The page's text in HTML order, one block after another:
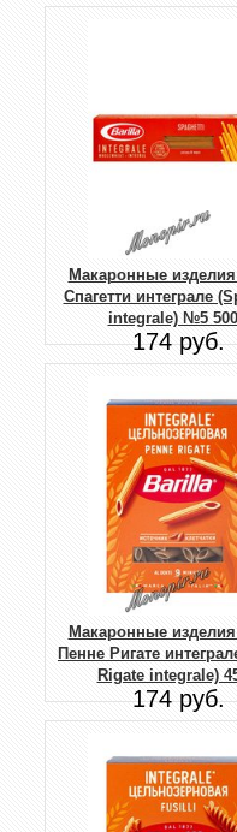
Макаронные
Спагетти интеграле
integrale) №5
174 руб.
Макаронные
Пенне Ригате
Rigate integrale)
174 руб.